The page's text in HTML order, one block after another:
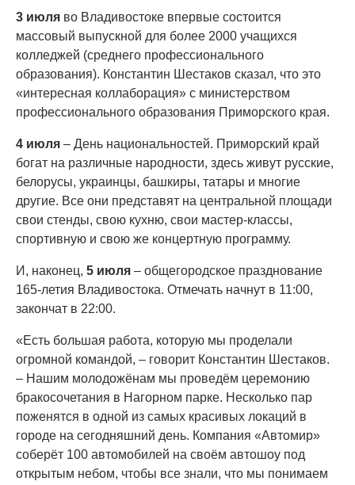
3 июля во Владивостоке впервые состоится
массовый выпускной для более 2000 учащихся
колледжей (среднего профессионального
образования). Константин Шестаков сказал, что это
«интересная коллаборация» с министерством
профессионального образования Приморского края.
4 июля – День национальностей. Приморский край
богат на различные народности, здесь живут русские,
белорусы, украинцы, башкиры, татары и многие
другие. Все они представят на центральной площади
свои стенды, свою кухню, свои мастер-классы,
спортивную и свою же концертную программу.
И, наконец, 5 июля – общегородское празднование
165-летия Владивостока. Отмечать начнут в 11:00,
закончат в 22:00.
«Есть большая работа, которую мы проделали
огромной командой, – говорит Константин Шестаков.
– Нашим молодожёнам мы проведём церемонию
бракосочетания в Нагорном парке. Несколько пар
поженятся в одной из самых красивых локаций в
городе на сегодняшний день. Компания «Автомир»
соберёт 100 автомобилей на своём автошоу под
открытым небом, чтобы все знали, что мы понимаем